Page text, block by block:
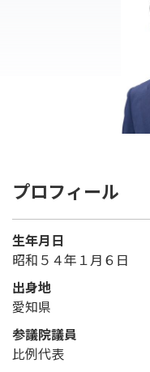
プロフィール
生年月日
昭和５４年１月６日
出身地
愛知県
参議院議員
比例代表